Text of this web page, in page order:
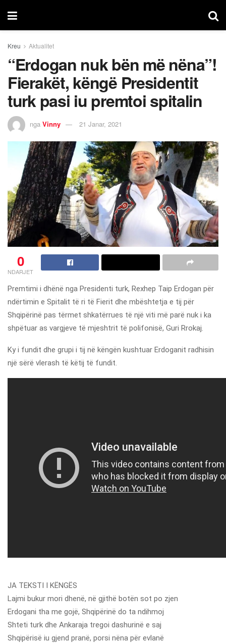
Kreu Aktualitet
“Erdogan nuk bën më nëna”!
Fierakët, këngë Presidentit
turk pasi iu premtoi spitalin
nga Vinny 21 Janar, 2021
0
NDARJET
Premtimi i dhënë nga Presidenti turk, Rexhep Taip Erdogan për
ndërtimin e Spitalit të ri të Fierit dhe mbështetja e tij për
Shqipërinë pas tërmet shkatërrues të një viti më parë nuk i ka
shpëtuar as vargjeve të mjeshtrit të polifonisë, Guri Rrokaj.
Ky i fundit dhe grupi i tij në këngën kushtuar Erdoganit radhisin
një sërë vlerash të këtij të fundit.
JA TEKSTI I KËNGËS
Lajmi bukur mori dhenë, në gjithë botën sot po zjen
Erdogani tha me gojë, Shqipërinë do ta ndihmoj
Shteti turk dhe Ankaraja tregoi dashurinë e saj
Shqipërisë iu gjend pranë, porsi nëna për evlanë